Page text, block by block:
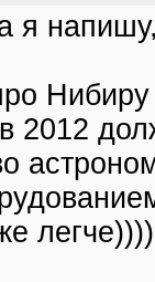
2012
легче))))